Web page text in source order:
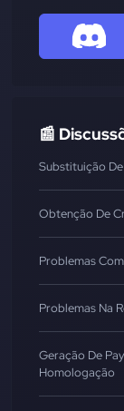
📰
Substituição
Obtenção De
Problemas
Problemas Na
Geração De
Homologação